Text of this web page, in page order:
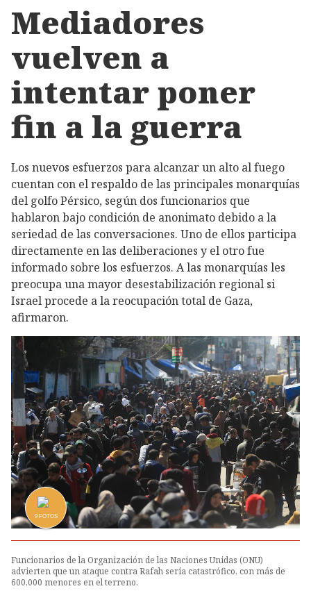
Mediadores
vuelven a
intentar poner
fin a la guerra
Los nuevos esfuerzos para alcanzar un alto al fuego
cuentan con el respaldo de las principales monarquías
del golfo Pérsico, según dos funcionarios que
hablaron bajo condición de anonimato debido a la
seriedad de las conversaciones. Uno de ellos participa
directamente en las deliberaciones y el otro fue
informado sobre los esfuerzos. A las monarquías les
preocupa una mayor desestabilización regional si
Israel procede a la reocupación total de Gaza,
afirmaron.
9FOTOS
Funcionarios de la Organización de las Naciones Unidas (ONU)
advierten que un ataque contra Rafah sería catastrófico, con más de
600,000 menores en el terreno.